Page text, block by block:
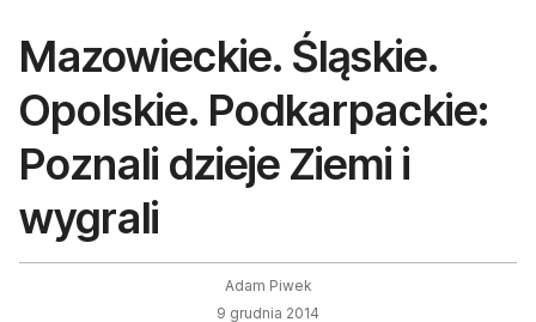
Mazowieckie. Śląskie.
Opolskie. Podkarpackie:
Poznali dzieje Ziemi i
wygrali
Adam Piwek
9 grudnia 2014